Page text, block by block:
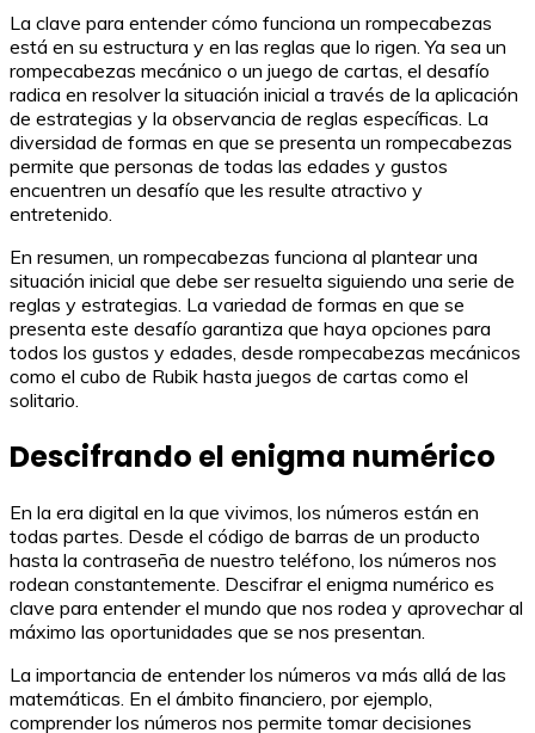
La clave para entender cómo funciona un rompecabezas
está en su estructura y en las reglas que lo rigen. Ya sea un
rompecabezas mecánico o un juego de cartas, el desafío
radica en resolver la situación inicial a través de la aplicación
de estrategias y la observancia de reglas específicas. La
diversidad de formas en que se presenta un rompecabezas
permite que personas de todas las edades y gustos
encuentren un desafío que les resulte atractivo y
entretenido.
En resumen, un rompecabezas funciona al plantear una
situación inicial que debe ser resuelta siguiendo una serie de
reglas y estrategias. La variedad de formas en que se
presenta este desafío garantiza que haya opciones para
todos los gustos y edades, desde rompecabezas mecánicos
como el cubo de Rubik hasta juegos de cartas como el
solitario.
Descifrando el enigma numérico
En la era digital en la que vivimos, los números están en
todas partes. Desde el código de barras de un producto
hasta la contraseña de nuestro teléfono, los números nos
rodean constantemente. Descifrar el enigma numérico es
clave para entender el mundo que nos rodea y aprovechar al
máximo las oportunidades que se nos presentan.
La importancia de entender los números va más allá de las
matemáticas. En el ámbito financiero, por ejemplo,
comprender los números nos permite tomar decisiones